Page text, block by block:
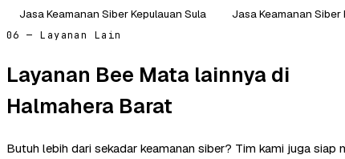
Jasa Keamanan Siber Kepulauan Sula
Jasa Keamanan Siber
06 — Layanan Lain
Layanan Bee Mata lainnya di
Halmahera Barat
Butuh lebih dari sekadar keamanan siber? Tim kami juga siap